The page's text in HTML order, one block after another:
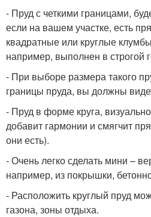
- Пруд с четкими границами,
если на вашем участке, есть
квадратные или круглые
например, выполнен в строгой
- При выборе размера такого
границы пруда, вы должны
- Пруд в форме круга,
добавит гармонии и смягчит
они есть).
- Очень легко сделать мини –
например, из покрышки,
- Расположить круглый пруд
газона, зоны отдыха.